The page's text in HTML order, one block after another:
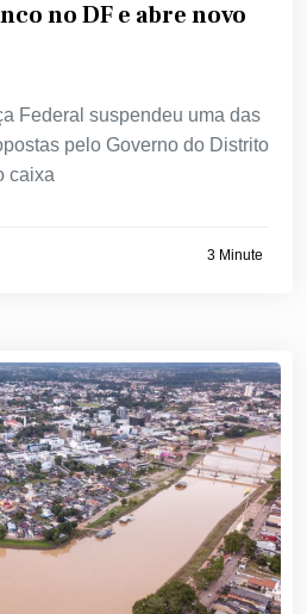
no DF e abre novo
Federal suspendeu uma das
pelo Governo do Distrito
caixa
3 Minute